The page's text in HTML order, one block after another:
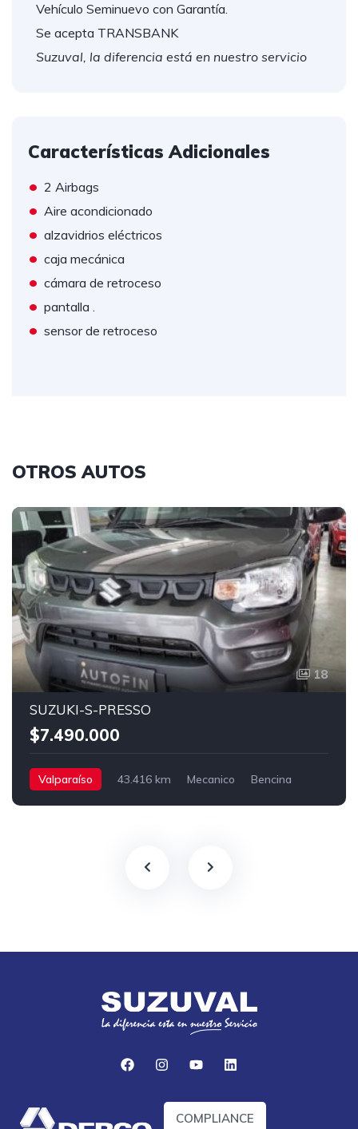
Vehículo Seminuevo con Garantía.
Se acepta TRANSBANK
Suzuval, la diferencia está en nuestro servicio
Características Adicionales
• 2 Airbags
• Aire acondicionado
• alzavidrios eléctricos
• caja mecánica
• cámara de retroceso
• pantalla .
• sensor de retroceso
OTROS AUTOS
18
SUZUKI-S-PRESSO
$7.490.000
Valparaíso 43.416 km Mecanico Bencina
COMPLIANCE